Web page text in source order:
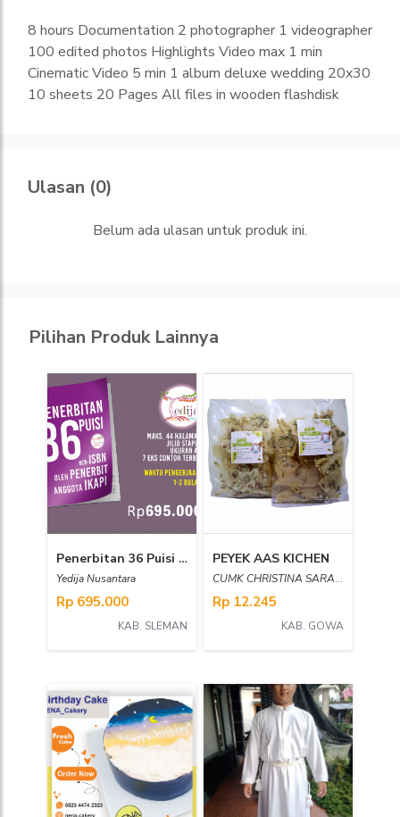
8 hours Documentation 2 photographer 1 videographer
100 edited photos Highlights Video max 1 min
Cinematic Video 5 min 1 album deluxe wedding 20x30
10 sheets 20 Pages All files in wooden flashdisk
Ulasan (0)
Belum ada ulasan untuk produk ini.
Pilihan Produk Lainnya
Penerbitan 36 Puisi Ber-ISBN oleh Penerbit Anggota IKAPI
Yedija Nusantara
Rp 695.000
KAB. SLEMAN
PEYEK AAS KICHEN
CUMK CHRISTINA SARASWATI
Rp 12.245
KAB. GOWA